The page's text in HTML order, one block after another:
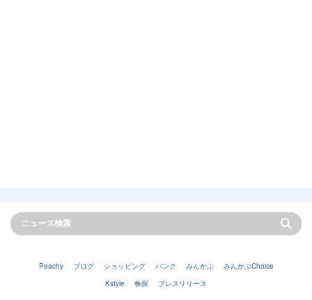
Peachy ブログ ショッピング バンク みんかぶ
みんかぶChoice
Kstyle
株探 プレスリリース